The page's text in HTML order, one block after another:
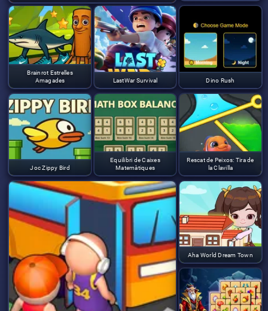
Brainrot Estrelles
Amagades
LastWar Survival Dino Rush
Joc Zippy Bird
Equilibri de Caixes
Matemàtiques
Rescat de Peixos: Tira de
la Clavilla
Aha World Dream Town